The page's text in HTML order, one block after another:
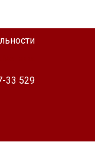
33 529